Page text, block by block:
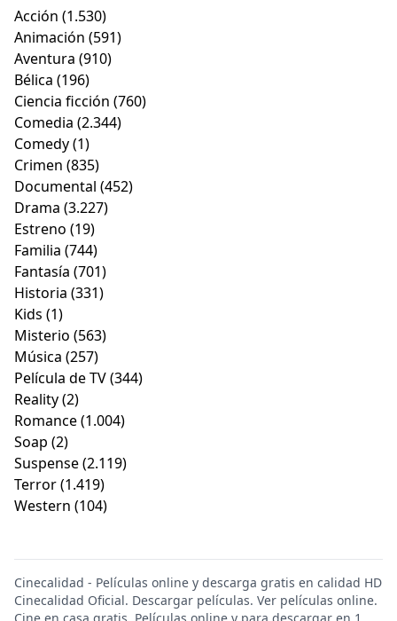
Acción (1.530)
Animación (591)
Aventura (910)
Bélica (196)
Ciencia ficción (760)
Comedia (2.344)
Comedy(1)
Crimen (835)
Documental (452)
Drama (3.227)
Estreno (19)
Familia (744)
Fantasía (701)
Historia (331)
Kids (1)
Misterio (563)
Música (257)
Película de TV(344)
Reality(2)
Romance(1.004)
Soap (2)
Suspense(2.119)
Terror(1.419)
Western (104)
Cinecalidad - Películas online y descarga gratis en calidad HD
Cinecalidad Oficial. Descargar películas. Ver películas online.